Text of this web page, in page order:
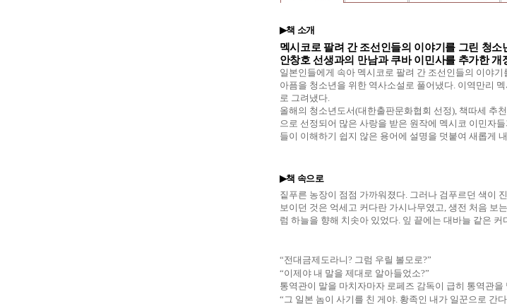
▶책 소개
멕시코로 팔려 간 조선인들의 이야기를 그린 청소
안창호 선생과의 만남과 쿠바 이민사를 추가한 개
일본인들에게 속아 멕시코로 팔려 간 조선인들의 이야기
아픔을 청소년을 위한 역사소설로 풀어냈다. 이역만리
로 그려냈다.
올해의 청소년도서(대한출판문화협회 선정), 책따세 추
으로 선정되어 많은 사랑을 받은 원작에 멕시코 이민자
들이 이해하기 쉽지 않은 용어에 설명을 덧붙여 새롭게
▶책 속으로
짙푸른 농장이 점점 가까워졌다. 그러나 검푸르던 색이
보이던 것은 억세고 커다란 가시나무였고, 생전 처음 보
럼 하늘을 향해 치솟아 있었다. 잎 끝에는 대바늘 같은
“전대금제도라니? 그럼 우릴 볼모로?”
“이제야 내 말을 제대로 알아들었소?”
통역관이 말을 마치자마자 로페즈 감독이 급히 통역관을
“그 일본 놈이 사기를 친 게야. 황족인 내가 일꾼으로 간